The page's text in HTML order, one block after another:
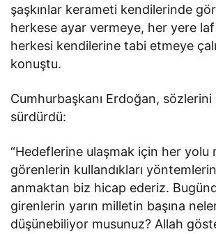
şaşkınlar kerameti kendilerinde
herkese ayar vermeye, her yere
herkesi kendilerine tabi etmeye
konuştu.
Cumhurbaşkanı Erdoğan, sözlerini
sürdürdü:
“Hedeflerine ulaşmak için her yolu
görenlerin kullandıkları yöntemlerin
anmaktan biz hicap ederiz.
girenlerin yarın milletin başına
düşünebiliyor musunuz? Allah